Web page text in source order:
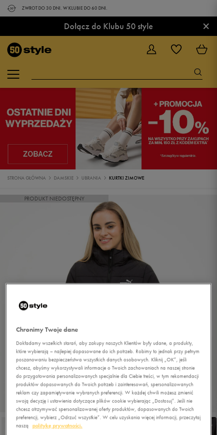
ZWROT DO 30 DNI. W KLUBIE DO 60 DNI.
Dołącz do Klubu 50 style ×
STRONA GŁÓWNA DAMSKIE UBRANIA KURTKI ZIMOWE
PRODUKT NIEDOSTĘPNY
Chronimy Twoje dane
Dokładamy wszelkich starań, aby zakupy naszych Klientów były udane, a produkty,
które wybierają – najlepiej dopasowane do ich potrzeb. Robimy to jednak przy pełnym
poszanowaniu bezpieczeństwa wszystkich danych osobowych. Kliknij „OK”, jeśli
chcesz, abyśmy wykorzystywali informacje o Twoich zachowaniach na naszej stronie
do przygotowania personalizowanych specjalnie dla Ciebie treści, w tym rekomendacji
produktów dopasowanych do Twoich potrzeb i zainteresowań, spersonalizowanych
reklam czy zapamiętywanie wybranych preferencji. W każdej chwili możesz zmienić
swoją decyzję i ustawienia dotyczące plików cookie wybierając „Dostosuj”. Jeśli nie
chcesz otrzymywać spersonalizowanej oferty produktów, dopasowanych do Twoich
preferencji, wybierz „Odrzuć wszystkie”. W celu uzyskania więcej informacji, przeczytaj
naszą
politykę prywatności.